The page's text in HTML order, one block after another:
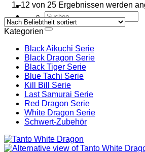
Suchen
nach:
1–12 von 25 Ergebnissen werden
Kategorien
Black Aikuchi Serie
Black Dragon Serie
Black Tiger Serie
Blue Tachi Serie
Kill Bill Serie
Last Samurai Serie
Red Dragon Serie
White Dragon Serie
Schwert-Zubehör